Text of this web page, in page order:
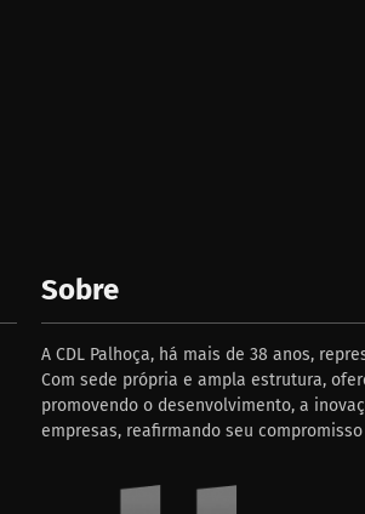
Sobre
A CDL Palhoça, há mais de 38 anos,
Com sede própria e ampla estrutura,
promovendo o desenvolvimento, a
empresas, reafirmando seu